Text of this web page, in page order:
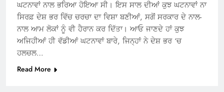
ਘਟਨਾਵਾਂ ਨਾਲ ਭਰਿਆ ਹੋਇਆ ਸੀ। ਇਸ ਸਾਲ ਦੀਆਂ ਕੁਝ ਘਟਨਾਵਾਂ ਨਾ
ਸਿਰਫ਼ ਦੇਸ਼ ਭਰ ਵਿੱਚ ਚਰਚਾ ਦਾ ਵਿਸ਼ਾ ਬਣੀਆਂ, ਸਗੋਂ ਸਰਕਾਰ ਦੇ ਨਾਲ-
ਨਾਲ ਆਮ ਲੋਕਾਂ ਨੂੰ ਵੀ ਹੈਰਾਨ ਕਰ ਦਿੱਤਾ। ਆਓ ਜਾਣਦੇ ਹਾਂ ਕੁਝ
ਅਜਿਹੀਆਂ ਹੀ ਵੱਡੀਆਂ ਘਟਨਾਵਾਂ ਬਾਰੇ, ਜਿਨ੍ਹਾਂ ਨੇ ਦੇਸ਼ ਭਰ ‘ਚ
ਹਲਚਲ…
Read More